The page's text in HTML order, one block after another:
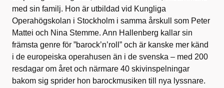
med sin familj. Hon är utbildad vid Kungliga
Operahögskolan i Stockholm i samma årskull som Peter
Mattei och Nina Stemme. Ann Hallenberg kallar sin
främsta genre för ”barock’n’roll” och är kanske mer känd
i de europeiska operahusen än i de svenska – med 200
resdagar om året och närmare 40 skivinspelningar
bakom sig sprider hon barockmusiken till nya lyssnare.